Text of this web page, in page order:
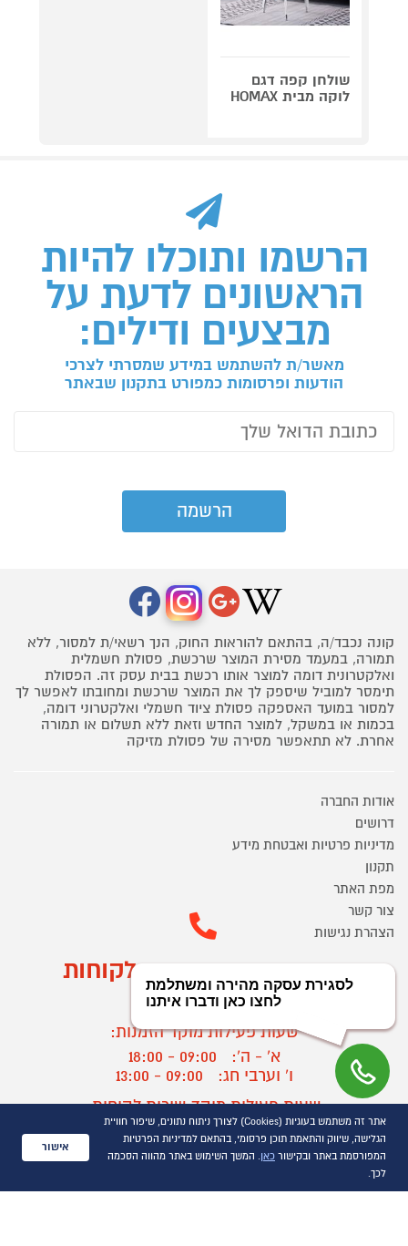
שולחן קפה דגם
לוקה מבית HOMAX
הרשמו ותוכלו להיות
הראשונים לדעת על
מבצעים ודילים:
מאשר/ת להשתמש במידע שמסרתי לצרכי
הודעות ופרסומות כמפורט בתקנון שבאתר
קונה נכבד/ה, בהתאם להוראות החוק, הנך רשאי/ת למסור, ללא
תמורה, במעמד מסירת המוצר שרכשת, פסולת חשמלית
ואלקטרונית דומה למוצר אותו רכשת בבית עסק זה. הפסולת
תימסר למוביל שיספק לך את המוצר שרכשת ומחובתו לאפשר לך
למסור במועד האספקה פסולת ציוד חשמלי ואלקטרוני דומה,
בכמות או במשקל, למוצר החדש וזאת ללא תשלום או תמורה
אחרת. לא תתאפשר מסירה של פסולת מזיקה
אודות החברה
דרושים
מדיניות פרטיות ואבטחת מידע
תקנון
מפת האתר
צור קשר
הצהרת נגישות
מוקד הזמנות ושירות לקוחות
03-9545370
שעות פעילות מוקד הזמנות:
א' - ה':
09:00 - 18:00
ו' וערבי חג:
09:00 - 13:00
שעות פעילות מוקד שירות לקוחות:
א' - ד':
09:00 - 16:30
ה :
09:00 - 16:00
חול המועד
?
אתר זה משתמש בעוגיות (Cookies) לצורך ניתוח נתונים, שיפור חוויית
הגלישה, שיווק והתאמת תוכן פרסומי, בהתאם למדיניות הפרטיות
המפורסמת באתר ובקישור כאן. המשך השימוש באתר מהווה הסכמה
לכך.
אישור